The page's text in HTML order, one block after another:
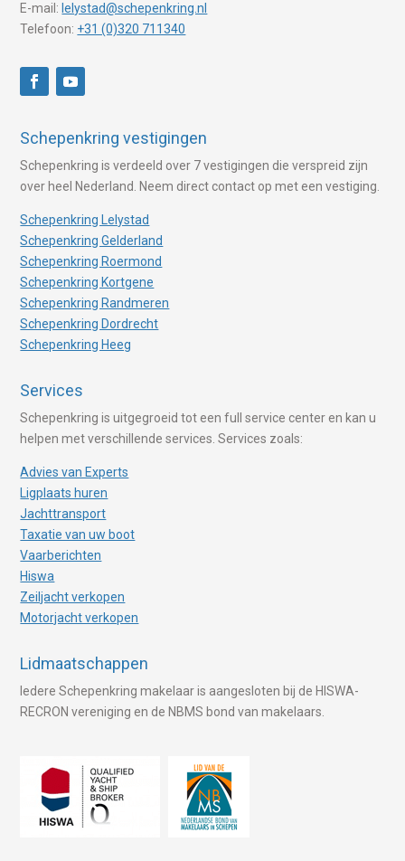
E-mail: lelystad@schepenkring.nl
Telefoon: +31 (0)320 711340
Schepenkring vestigingen
Schepenkring is verdeeld over 7 vestigingen die verspreid zijn
over heel Nederland. Neem direct contact op met een vestiging.
Schepenkring Lelystad
Schepenkring Gelderland
Schepenkring Roermond
Schepenkring Kortgene
Schepenkring Randmeren
Schepenkring Dordrecht
Schepenkring Heeg
Services
Schepenkring is uitgegroeid tot een full service center en kan u
helpen met verschillende services. Services zoals:
Advies van Experts
Ligplaats huren
Jachttransport
Taxatie van uw boot
Vaarberichten
Hiswa
Zeiljacht verkopen
Motorjacht verkopen
Lidmaatschappen
Iedere Schepenkring makelaar is aangesloten bij de HISWA-
RECRON vereniging en de NBMS bond van makelaars.